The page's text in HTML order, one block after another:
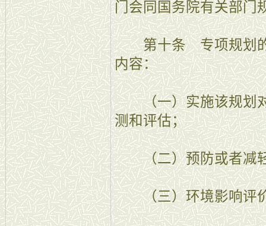
门会同国务院有关部门
第十条 专项规划的
内容：
（一）实施该规划对
测和评估；
（二）预防或者减轻
（三）环境影响评